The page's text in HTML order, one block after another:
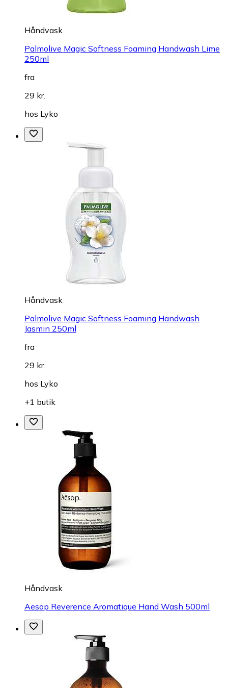
Håndvask
Palmolive Magic Softness Foaming Handwash Lime
250ml
fra
29 kr.
hos Lyko
Håndvask
Palmolive Magic Softness Foaming Handwash
Jasmin 250ml
fra
29 kr.
hos Lyko
+1 butik
Håndvask
Aesop Reverence Aromatique Hand Wash 500ml